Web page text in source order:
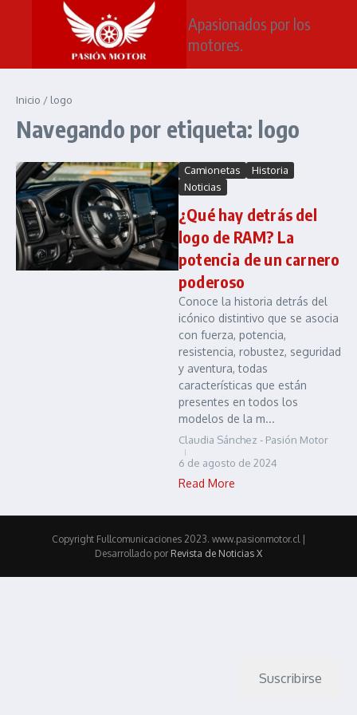
Saltar al contenido
Apasionados por los
motores.
Inicio / logo
Navegando por etiqueta: logo
Camionetas
Historia
Noticias
¿Qué hay detrás del
logo de RAM? La
potencia de un carnero
poderoso
Conoce la historia detrás del
icónico distintivo que se asocia
con fuerza, potencia,
resistencia, robustez, seguridad
y aventura, todas
características que están
presentes en todos los
modelos de la m...
Claudia Sánchez - Pasión Motor
6 de agosto de 2024
Read More
Copyright Fullcomunicaciones 2023. www.pasionmotor.cl |
Desarrollado por Revista de Noticias X
Suscribirse